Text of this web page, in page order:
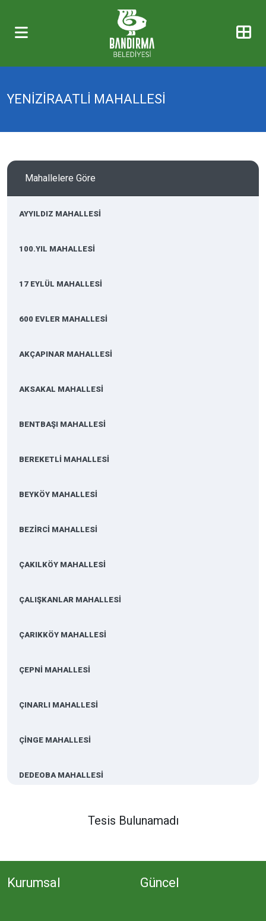
YENİZİRAATLİ MAHALLESİ
Mahallelere Göre
AYYILDIZ MAHALLESİ
100.YIL MAHALLESİ
17 EYLÜL MAHALLESİ
600 EVLER MAHALLESİ
AKÇAPINAR MAHALLESİ
AKSAKAL MAHALLESİ
BENTBAŞI MAHALLESİ
BEREKETLİ MAHALLESİ
BEYKÖY MAHALLESİ
BEZİRCİ MAHALLESİ
ÇAKILKÖY MAHALLESİ
ÇALIŞKANLAR MAHALLESİ
ÇARIKKÖY MAHALLESİ
ÇEPNİ MAHALLESİ
ÇINARLI MAHALLESİ
ÇİNGE MAHALLESİ
DEDEOBA MAHALLESİ
DOĞANPINAR MAHALLESİ
Tesis Bulunamadı
Kurumsal Güncel